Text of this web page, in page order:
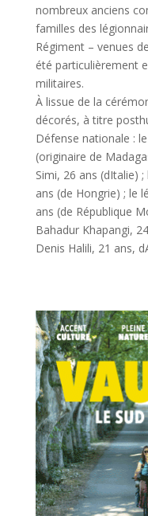
nombreux anciens
familles des
Régiment – venues
été particulièrement
militaires.
À lissue de la
décorés, à titre
Défense nationale :
(originaire de
Simi, 26 ans (dItalie)
ans (de Hongrie) ; le
ans (de République
Bahadur Khapangi,
Denis Halili, 21 ans,